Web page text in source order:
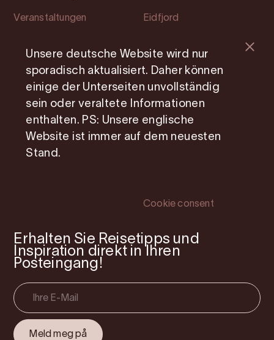
Unsere deutsche Website wird nur
sporadisch aktualisiert. Daher können
einige der Unterseiten unvollständig
sein oder veraltete Informationen
enthalten. PS: Unsere englische
Website ist immer auf dem neuesten
Stand.
Veranstaltungen
kennen
Planung
Eidfjord
Soziale Medien
Facebook
Instagram
Information
Mitgliedsseite
Cookie consent
Erhalten Sie Reisetipps und
Inspiration direkt in Ihren
Posteingang!